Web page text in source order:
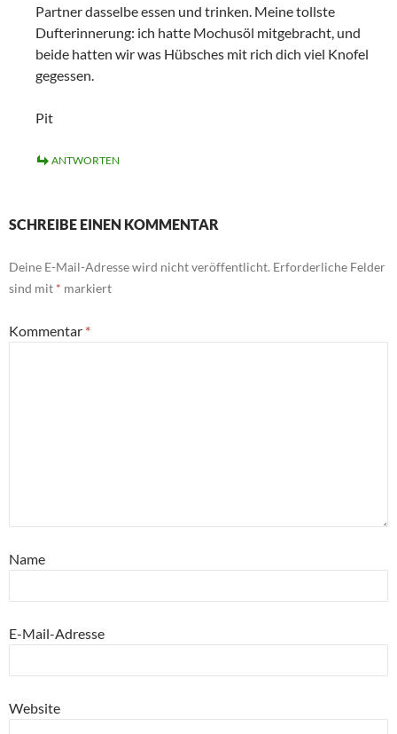
Partner dasselbe essen und trinken. Meine tollste
Dufterinnerung: ich hatte Mochusöl mitgebracht, und
beide hatten wir was Hübsches mit rich dich viel Knofel
gegessen.
Pit
ANTWORTEN
SCHREIBE EINEN KOMMENTAR
Deine E-Mail-Adresse wird nicht veröffentlicht. Erforderliche Felder
sind mit * markiert
Kommentar *
Name
E-Mail-Adresse
Website